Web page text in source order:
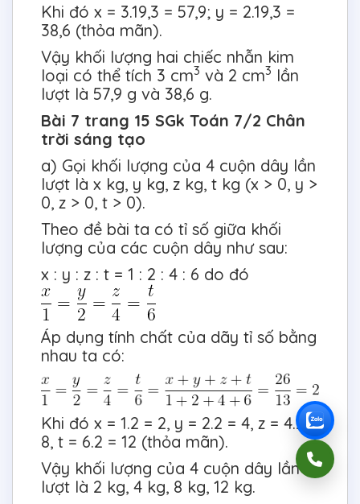
Khi đó x = 3.19,3 = 57,9; y = 2.19,3 =
38,6 (thỏa mãn).
Vậy khối lượng hai chiếc nhẫn kim
loại có thể tích 3 cm3 và 2 cm3 lần
lượt là 57,9 g và 38,6 g.
Bài 7 trang 15 SGk Toán 7/2 Chân
trời sáng tạo
a) Gọi khối lượng của 4 cuộn dây lần
lượt là x kg, y kg, z kg, t kg (x > 0, y >
0, z > 0, t > 0).
Theo đề bài ta có tỉ số giữa khối
lượng của các cuộn dây như sau:
x : y : z : t = 1 : 2 : 4 : 6 do đó
Áp dụng tính chất của dãy tỉ số bằng
nhau ta có:
Khi đó x = 1.2 = 2, y = 2.2 = 4, z = 4.2 =
8, t = 6.2 = 12 (thỏa mãn).
Vậy khối lượng của 4 cuộn dây lần
lượt là 2 kg, 4 kg, 8 kg, 12 kg.